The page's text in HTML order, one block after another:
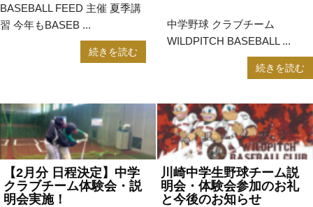
BASEBALL FEED 主催 夏季講
習 今年もBASEB ...
続きを読む
中学野球 クラブチーム
WILDPITCH BASEBALL ...
続きを読む
【2月分 日程決定】中学
クラブチーム体験会・説
明会実施！
川崎中学生野球チーム説
明会・体験会参加のお礼
と今後のお知らせ